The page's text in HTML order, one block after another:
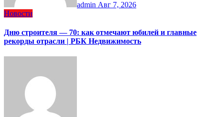
admin Авг 7, 2026
Новости
Дню строителя — 70: как отмечают юбилей и главные
рекорды отрасли | РБК Недвижимость